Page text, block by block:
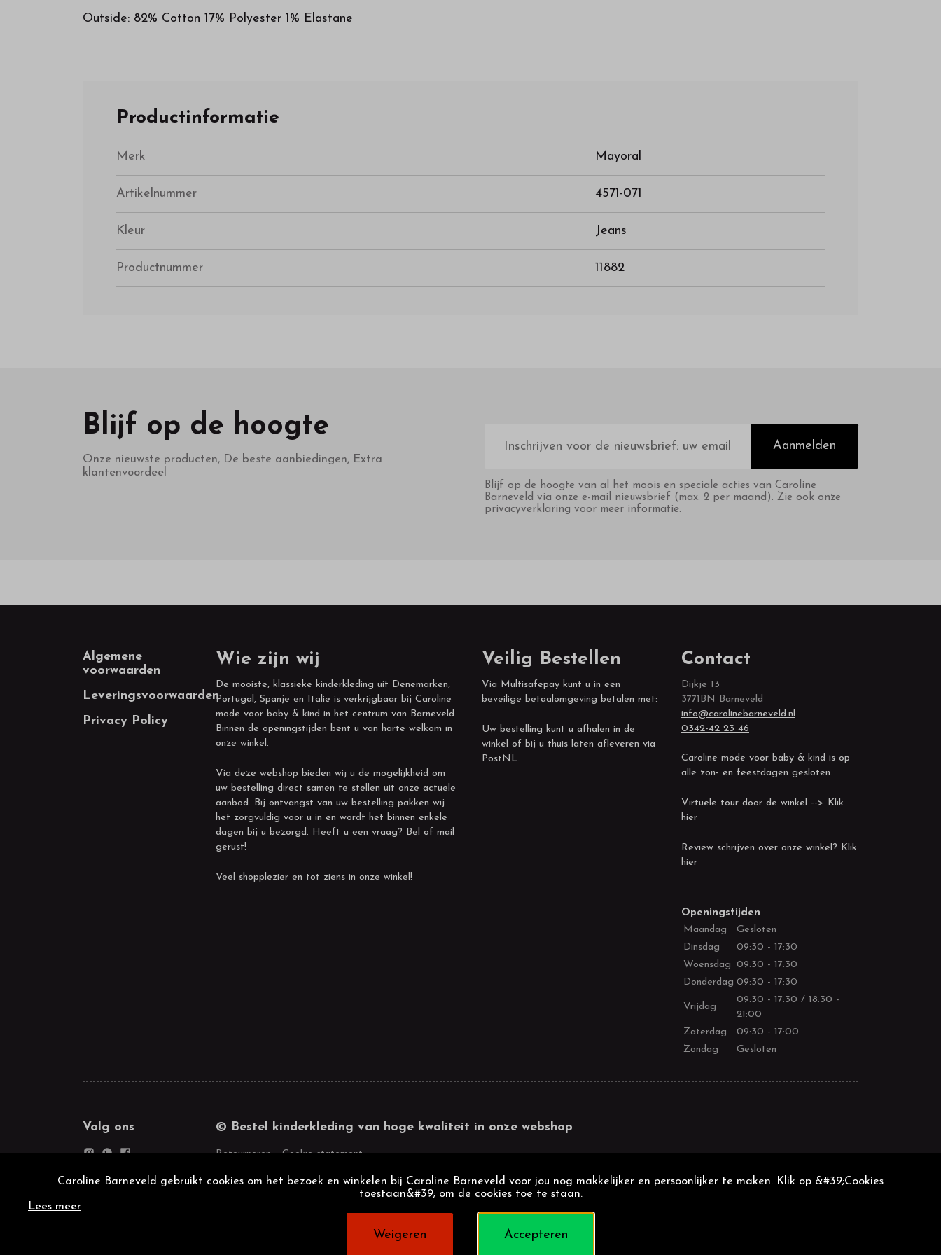
Outside: 82% Cotton 17% Polyester 1% Elastane
Productinformatie
Merk Mayoral
Artikelnummer 4571-071
Kleur Jeans
Productnummer 11882
Blijf op de hoogte
Onze nieuwste producten, De beste aanbiedingen, Extra
klantenvoordeel
mailadres
Aanmelden
Blijf op de hoogte van al het moois en speciale acties van Caroline
Barneveld via onze e-mail nieuwsbrief (max. 2 per maand). Zie ook onze
privacyverklaring voor meer informatie.
Footer
Algemene
voorwaarden
Leveringsvoorwaarden
Privacy Policy
Wie zijn wij
De mooiste, klassieke kinderkleding uit Denemarken,
Portugal, Spanje en Italie is verkrijgbaar bij Caroline
mode voor baby & kind in het centrum van Barneveld.
Binnen de openingstijden bent u van harte welkom in
onze winkel.
Via deze webshop bieden wij u de mogelijkheid om
uw bestelling direct samen te stellen uit onze actuele
aanbod. Bij ontvangst van uw bestelling pakken wij
het zorgvuldig voor u in en wordt het binnen enkele
dagen bij u bezorgd. Heeft u een vraag? Bel of mail
gerust!
Veel shopplezier en tot ziens in onze winkel!
Veilig Bestellen
Via Multisafepay kunt u in een
beveilige betaalomgeving betalen met:
Uw bestelling kunt u afhalen in de
winkel of bij u thuis laten afleveren via
PostNL.
Contact
Dijkje 13
3771BN Barneveld
info@carolinebarneveld.nl
0342-42 23 46
Caroline mode voor baby & kind is op
alle zon- en feestdagen gesloten.
Virtuele tour door de winkel --> Klik
hier
Review schrijven over onze winkel? Klik
hier
Openingstijden
Maandag
Gesloten
Dinsdag
09:30 - 17:30
Woensdag 09:30 - 17:30
Donderdag 09:30 - 17:30
Vrijdag
09:30 - 17:30 / 18:30 -
21:00
Zaterdag
09:30 - 17:00
Zondag
Gesloten
Volg ons © Bestel kinderkleding van hoge kwaliteit in onze webshop
Retourneren Cookie statement
Caroline Barneveld gebruikt cookies om het bezoek en winkelen bij Caroline Barneveld voor jou nog makkelijker en persoonlijker te maken. Klik op &#39;Cookies
toestaan&#39; om de cookies toe te staan.
Lees meer
Weigeren Accepteren